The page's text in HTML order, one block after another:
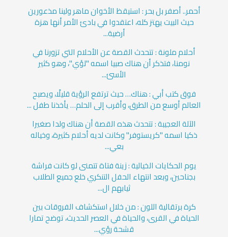
أحمر.. أصفر بل بحر : استيقظ الأخوان ماهر ولينا مذعورين
حيث البيت يهتز كله، اعتقدوا في بادئ الأمر أنها هزة
أرضية...
أحلام ملونة : تتحدث القصة عن الأحلام التي تزورنا في
نومنا، فتذكر أن هناك صبيا اسمه "لؤي"، وهو كثير
الأسئ...
فوق كتب أبي : هناك… حيث ترتفع الرؤية قليلًا، ويصبح
العالم أوسع من الطرق، وأقرب إلى الحلم… يأخذنا طفل ...
الآلة العجيبة : تتحدث هذه القصة أن هناك ولدا صغيرا
ذكيا اسمه "كريستوفر" وكانت لديه أحلام كثيرة، وخياله
بعي...
يوم الحكايات الخيالية : زينة فتاة تتمنى لو كانت فراشة
بجناحين، وبعد انتهاء الحفل التنكري خلع جميع الطلاب
ثيابهم ال...
كرة برتقالية اللون : من خلال استكشاف الفروقات بين
الحياة في القرى، والحياة في العصر الحديث، توضح تمارا
قشحة رؤي...